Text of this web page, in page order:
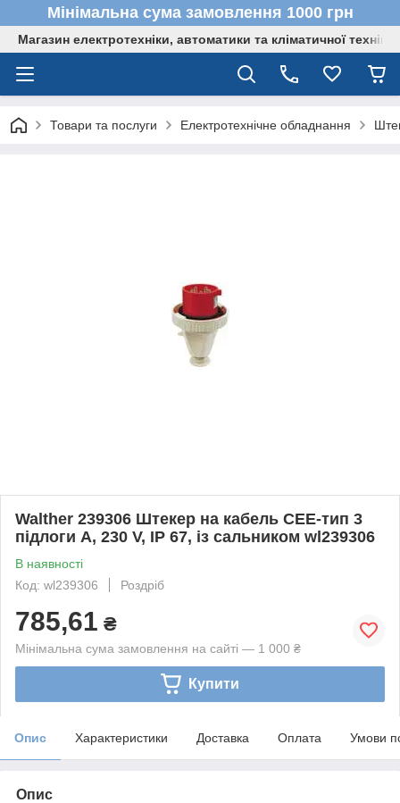
Мінімальна сума замовлення 1000 грн
Магазин електротехніки, автоматики та кліматичної техніки
Товари та послуги Електротехнічне обладнання
Walther 239306 Штекер на кабель CЕЕ-тип 3
підлоги А, 230 V, IP 67, із сальником wl239306
В наявності
Код: wl239306
Роздріб
785,61 ₴
Мінімальна сума замовлення на сайті — 1 000 ₴
Купити
Опис Характеристики Доставка Оплата Умови
Опис